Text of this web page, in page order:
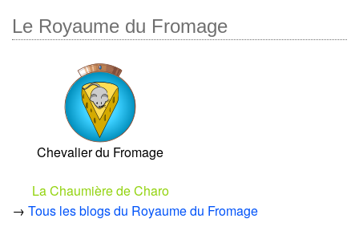
Le Royaume du Fromage
Chevalier du Fromage
La Chaumière de Charo
→ Tous les blogs du Royaume du Fromage